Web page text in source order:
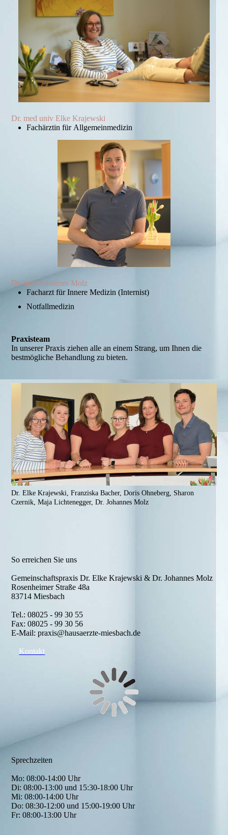
Dr. med univ Elke Krajewski
Fachärztin für Allgemeinmedizin
Dr. med Johannes Molz
Facharzt für Innere Medizin (Internist)
Notfallmedizin
Praxisteam
In unserer Praxis ziehen alle an einem Strang, um Ihnen die
bestmögliche Behandlung zu bieten.
Dr. Elke Krajewski, Franziska Bacher, Doris Ohneberg, Sharon
Czernik, Maja Lichtenegger, Dr. Johannes Molz
So erreichen Sie uns
Gemeinschaftspraxis Dr. Elke Krajewski & Dr. Johannes Molz
Rosenheimer Straße 48a
83714 Miesbach
Tel.: 08025 - 99 30 55
Fax: 08025 - 99 30 56
E-Mail: praxis@hausaerzte-miesbach.de
Kontakt